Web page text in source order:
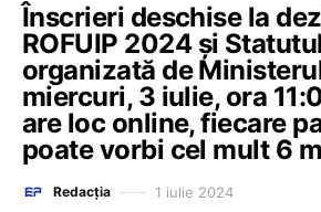
Înscrieri deschise la
ROFUIP 2024 și
organizată de
miercuri, 3 iulie, ora
are loc online, fiecare
poate vorbi cel mult 6
Redacția 1 iulie 2024